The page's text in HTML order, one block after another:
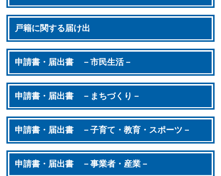
戸籍に関する届け出
申請書・届出書 －市民生活－
申請書・届出書 －まちづくり－
申請書・届出書 －子育て・教育・スポーツ－
申請書・届出書 －事業者・産業－